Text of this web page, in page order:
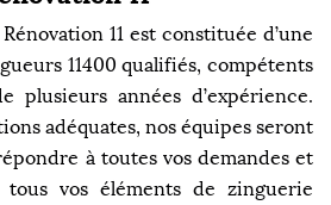
11 est constituée d’une
11400 qualifiés, compétents
plusieurs années d’expérience.
adéquates, nos équipes seront
à toutes vos demandes et
vos éléments de zinguerie